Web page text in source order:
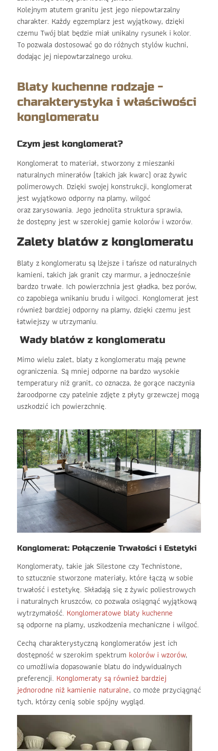
Kolejnym atutem granitu jest jego niepowtarzalny
charakter. Każdy egzemplarz jest wyjątkowy, dzięki
czemu Twój blat będzie miał unikalny rysunek i kolor.
To pozwala dostosować go do różnych stylów kuchni,
dodając jej niepowtarzalnego uroku.
Blaty kuchenne rodzaje -
charakterystyka i właściwości
konglomeratu
Czym jest konglomerat?
Konglomerat to materiał, stworzony z mieszanki
naturalnych minerałów (takich jak kwarc) oraz żywic
polimerowych. Dzięki swojej konstrukcji, konglomerat
jest wyjątkowo odporny na plamy, wilgoć
oraz zarysowania. Jego jednolita struktura sprawia,
że dostępny jest w szerokiej gamie kolorów i wzorów.
Zalety blatów z konglomeratu
Blaty z konglomeratu są lżejsze i tańsze od naturalnych
kamieni, takich jak granit czy marmur, a jednocześnie
bardzo trwałe. Ich powierzchnia jest gładka, bez porów,
co zapobiega wnikaniu brudu i wilgoci. Konglomerat jest
również bardziej odporny na plamy, dzięki czemu jest
łatwiejszy w utrzymaniu.
Wady blatów z konglomeratu
Mimo wielu zalet, blaty z konglomeratu mają pewne
ograniczenia. Są mniej odporne na bardzo wysokie
temperatury niż granit, co oznacza, że gorące naczynia
żaroodporne czy patelnie zdjęte z płyty grzewczej mogą
uszkodzić ich powierzchnię.
Konglomerat: Połączenie Trwałości i Estetyki
Konglomeraty, takie jak Silestone czy Technistone,
to sztucznie stworzone materiały, które łączą w sobie
trwałość i estetykę. Składają się z żywic poliestrowych
i naturalnych kruszców, co pozwala osiągnąć wyjątkową
wytrzymałość. Konglomeratowe blaty kuchenne
są odporne na plamy, uszkodzenia mechaniczne i wilgoć.
Cechą charakterystyczną konglomeratów jest ich
dostępność w szerokim spektrum kolorów i wzorów,
co umożliwia dopasowanie blatu do indywidualnych
preferencji. Konglomeraty są również bardziej
jednorodne niż kamienie naturalne, co może przyciągnąć
tych, którzy cenią sobie spójny wygląd.